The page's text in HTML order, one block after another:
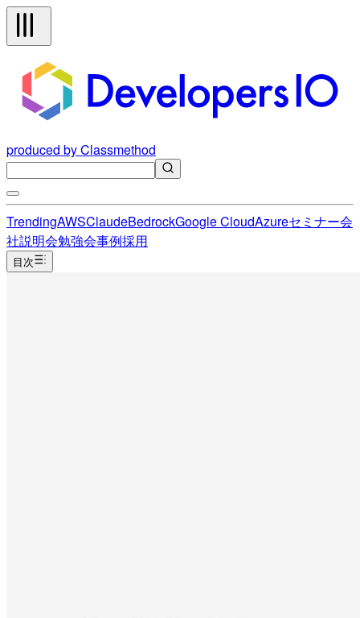
produced by Classmethod
TrendingAWSClaudeBedrockGoogle CloudAzureセミナー会
社説明会勉強会事例採用
目次